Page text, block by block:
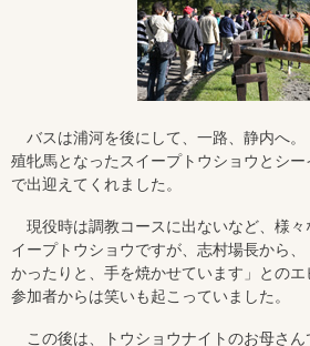
バスは浦河を後にして、一路、静内へ
殖牝馬となったスイープトウショウとシ
で出迎えてくれました。
現役時は調教コースに出ないなど、様
イープトウショウですが、志村場長から
かったりと、手を焼かせています」とのエ
参加者からは笑いも起こっていました。
この後は、トウショウナイトのお母さ